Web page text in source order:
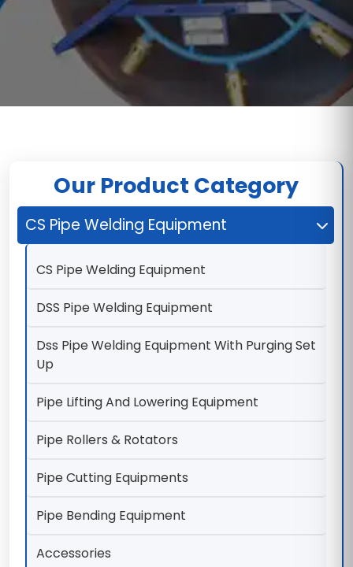
Our Product Category
CS Pipe Welding Equipment
CS Pipe Welding Equipment
DSS Pipe Welding Equipment
Dss Pipe Welding Equipment With Purging Set
Up
Pipe Lifting And Lowering Equipment
Pipe Rollers & Rotators
Pipe Cutting Equipments
Pipe Bending Equipment
Accessories